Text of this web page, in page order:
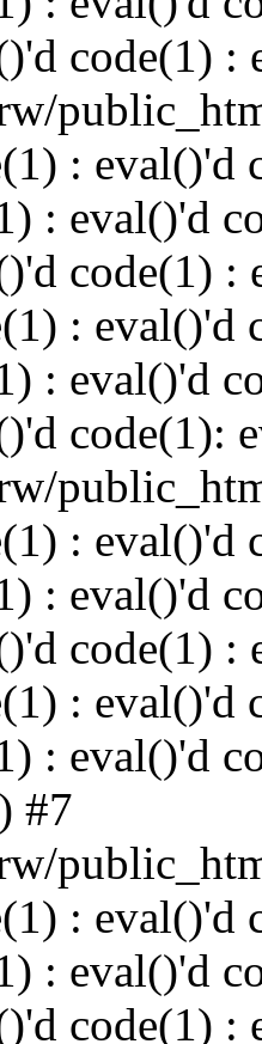
code(1) :
: eval()'d
: eval()'d
code(1) :
: eval()'d
: eval()'d
code(1):
: eval()'d
: eval()'d
code(1) :
: eval()'d
: eval()'d
#7
: eval()'d
: eval()'d
code(1) :